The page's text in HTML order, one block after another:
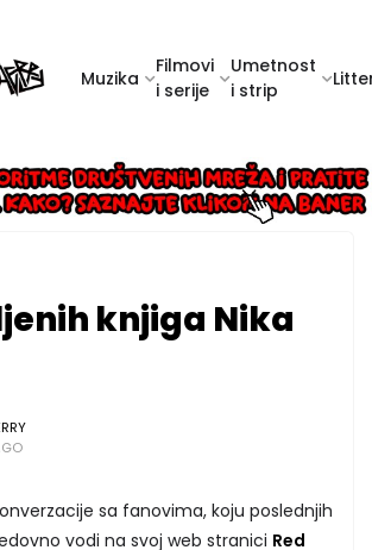
Muzika
Filmovi
i serije
Umetnost
i strip
knjiga Nika
sa fanovima, koju poslednjih
vodi na svoj web stranici Red